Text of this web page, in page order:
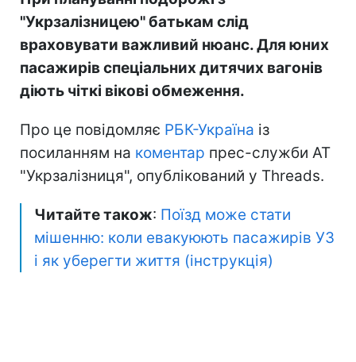
"Укрзалізницею" батькам слід
враховувати важливий нюанс. Для юних
пасажирів спеціальних дитячих вагонів
діють чіткі вікові обмеження.
Про це повідомляє РБК-Україна із
посиланням на коментар прес-служби АТ
"Укрзалізниця", опублікований у Threads.
Читайте також: Поїзд може стати
мішенню: коли евакуюють пасажирів УЗ
і як уберегти життя (інструкція)